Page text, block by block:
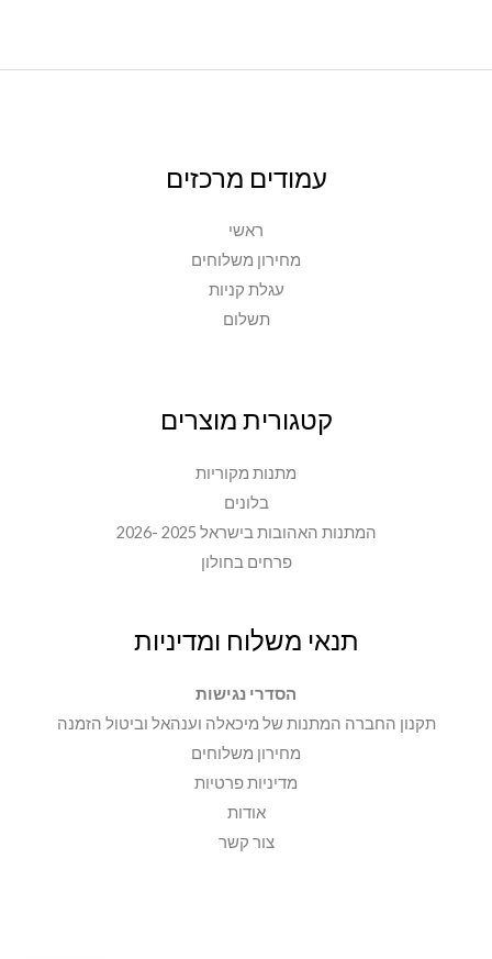
עמודים מרכזים
ראשי
מחירון משלוחים
עגלת קניות
תשלום
קטגורית מוצרים
מתנות מקוריות
בלונים
המתנות האהובות בישראל 2025 -2026
פרחים בחולון
תנאי משלוח ומדיניות
הסדרי נגישות
תקנון החברה המתנות של מיכאלה וענהאל וביטול הזמנה
מחירון משלוחים
מדיניות פרטיות
אודות
צור קשר